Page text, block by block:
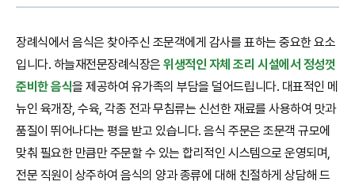
장례식에서 음식은 찾아주신 조문객에게 감사를 표하는 중요한 요소
입니다. 하늘재전문장례식장은위생적인 자체 조리 시설에서 정성껏
준비한 음식을 제공하여 유가족의 부담을 덜어드립니다. 대표적인 메
뉴인 육개장, 수육, 각종 전과 무침류는 신선한 재료를 사용하여 맛과
품질이 뛰어나다는 평을 받고 있습니다. 음식 주문은 조문객 규모에
맞춰 필요한 만큼만 주문할 수 있는 합리적인 시스템으로 운영되며,
전문 직원이 상주하여 음식의 양과 종류에 대해 친절하게 상담해 드